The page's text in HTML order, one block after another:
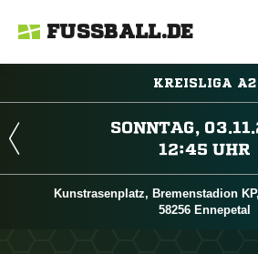
FUSSBALL.DE
KREISLIGA A2

 
Kunstrasenplatz, Bremenstadion
58256 Ennepetal